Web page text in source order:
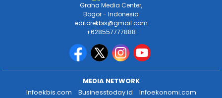
Graha Media Center,
Bogor - Indonesia
editorekbis@gmail.com
+628557777888
MEDIA NETWORK
Infoekbis.com
Businesstoday.id
Infoekonomi.com